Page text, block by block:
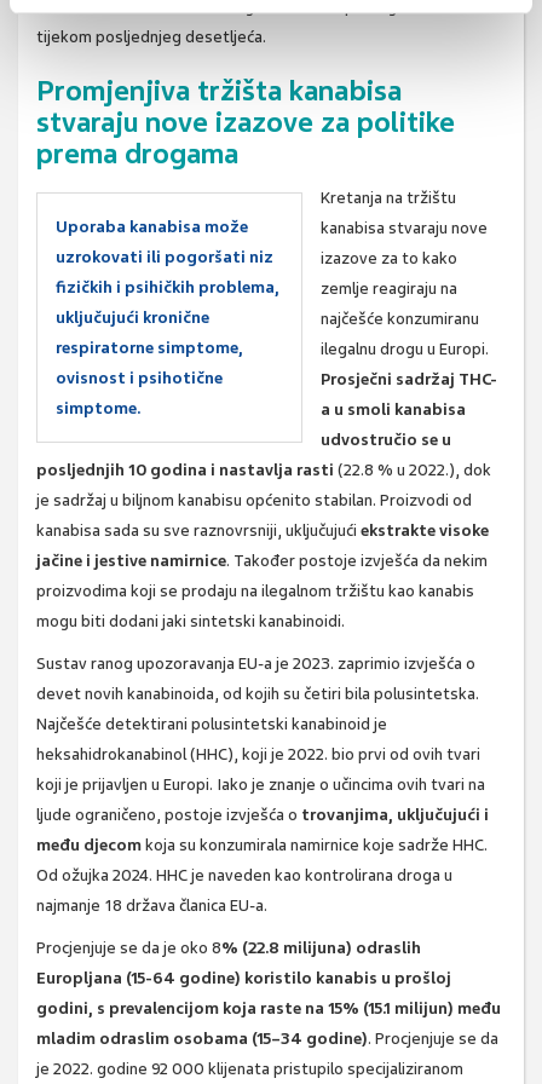
tijekom posljednjeg desetljeća.
Promjenjiva tržišta kanabisa
stvaraju nove izazove za politike
prema drogama
Uporaba kanabisa može
uzrokovati ili pogoršati niz
fizičkih i psihičkih problema,
uključujući kronične
respiratorne simptome,
ovisnost i psihotične
simptome.
Kretanja na tržištu
kanabisa stvaraju nove
izazove za to kako
zemlje reagiraju na
najčešće konzumiranu
ilegalnu drogu u Europi.
Prosječni sadržaj THC-
a u smoli kanabisa
udvostručio se u
posljednjih 10 godina i nastavlja rasti (22.8 % u 2022.), dok
je sadržaj u biljnom kanabisu općenito stabilan. Proizvodi od
kanabisa sada su sve raznovrsniji, uključujući ekstrakte visoke
jačine i jestive namirnice. Također postoje izvješća da nekim
proizvodima koji se prodaju na ilegalnom tržištu kao kanabis
mogu biti dodani jaki sintetski kanabinoidi.
Sustav ranog upozoravanja EU-a je 2023. zaprimio izvješća o
devet novih kanabinoida, od kojih su četiri bila polusintetska.
Najčešće detektirani polusintetski kanabinoid je
heksahidrokanabinol (HHC), koji je 2022. bio prvi od ovih tvari
koji je prijavljen u Europi. Iako je znanje o učincima ovih tvari na
ljude ograničeno, postoje izvješća o trovanjima, uključujući i
među djecomkoja su konzumirala namirnice koje sadrže HHC.
Od ožujka 2024. HHC je naveden kao kontrolirana droga u
najmanje 18 država članica EU-a.
Procjenjuje se da je oko 8% (22.8 milijuna) odraslih
Europljana (15-64 godine) koristilo kanabis u prošloj
godini, s prevalencijom koja raste na 15% (15.1 milijun) među
mladim odraslim osobama (15–34 godine). Procjenjuje se da
je 2022. godine 92 000 klijenata pristupilo specijaliziranom